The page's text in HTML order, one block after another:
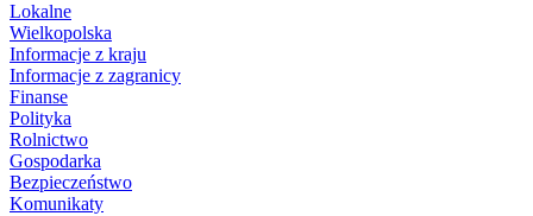
Lokalne
Wielkopolska
Informacje z kraju
Informacje z zagranicy
Finanse
Polityka
Rolnictwo
Gospodarka
Bezpieczeństwo
Komunikaty